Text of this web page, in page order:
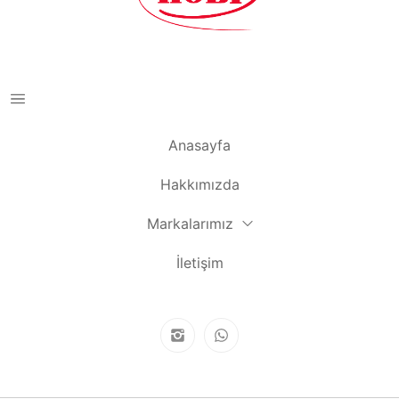
Anasayfa
Hakkımızda
Markalarımız
İletişim